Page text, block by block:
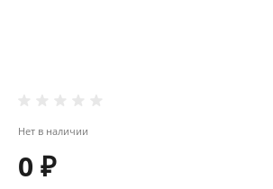
Нет в наличии
0 ₽